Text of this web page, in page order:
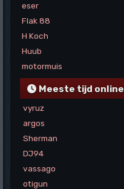
eser
Flak 88
H Koch
Huub
motormuis
Meeste tijd online
vyruz
argos
Sherman
DJ94
vassago
otigun